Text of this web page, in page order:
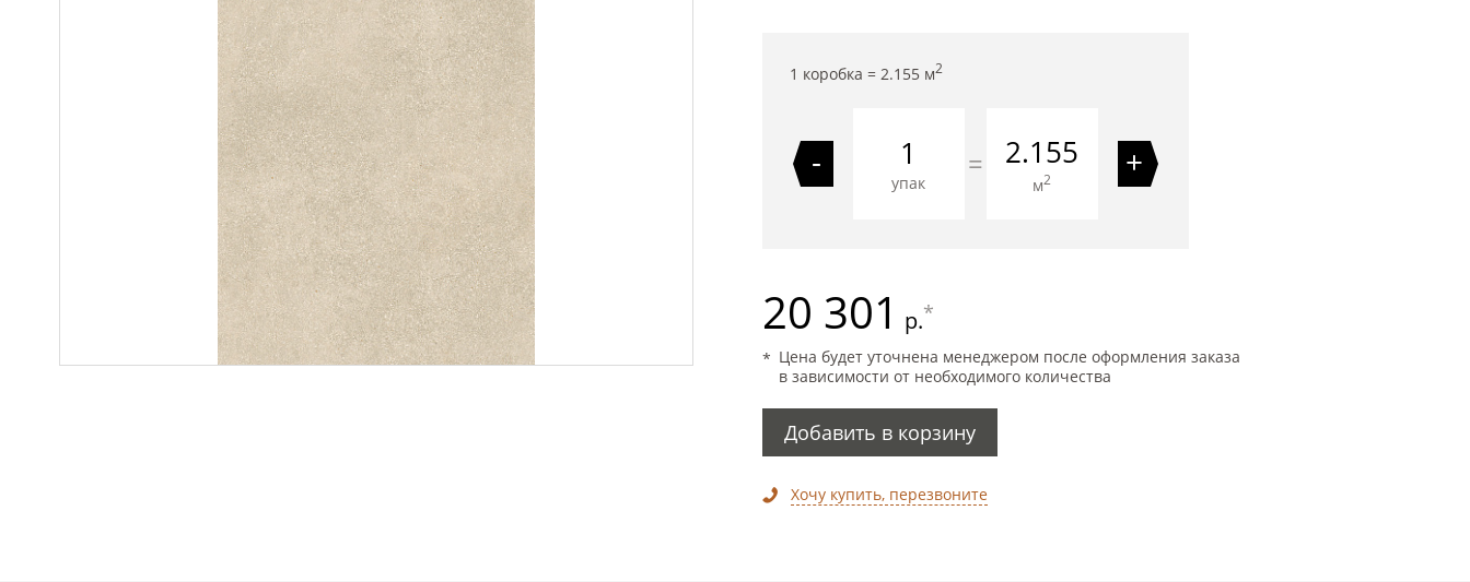
1 коробка = 2.155м2
-
упак
= 2.155
м2 +
20 301 р.*
Цена будет уточнена менеджером после оформления заказа
в зависимости от необходимого количества
Добавить в корзину
Хочу купить, перезвоните